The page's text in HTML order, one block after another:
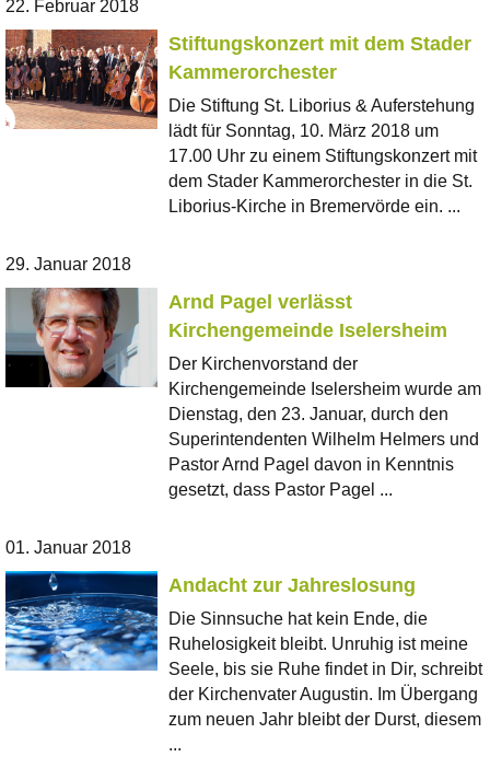
22. Februar 2018
Stiftungskonzert mit dem Stader
Kammerorchester
Die Stiftung St. Liborius & Auferstehung
lädt für Sonntag, 10. März 2018 um
17.00 Uhr zu einem Stiftungskonzert mit
dem Stader Kammerorchester in die St.
Liborius-Kirche in Bremervörde ein. ...
29. Januar 2018
Arnd Pagel verlässt
Kirchengemeinde Iselersheim
Der Kirchenvorstand der
Kirchengemeinde Iselersheim wurde am
Dienstag, den 23. Januar, durch den
Superintendenten Wilhelm Helmers und
Pastor Arnd Pagel davon in Kenntnis
gesetzt, dass Pastor Pagel ...
01. Januar 2018
Andacht zur Jahreslosung
Die Sinnsuche hat kein Ende, die
Ruhelosigkeit bleibt. Unruhig ist meine
Seele, bis sie Ruhe findet in Dir, schreibt
der Kirchenvater Augustin. Im Übergang
zum neuen Jahr bleibt der Durst, diesem
...